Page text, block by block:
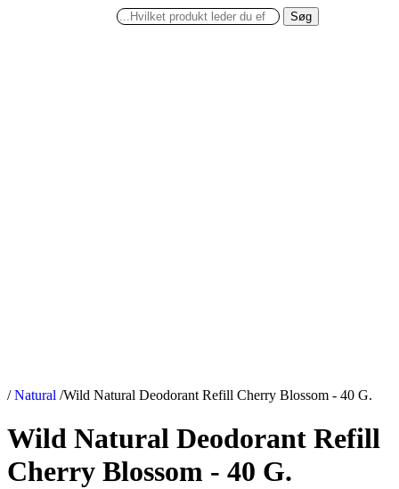
Søg
/ Natural /Wild Natural Deodorant Refill Cherry Blossom - 40 G.
Wild Natural Deodorant Refill
Cherry Blossom - 40 G.